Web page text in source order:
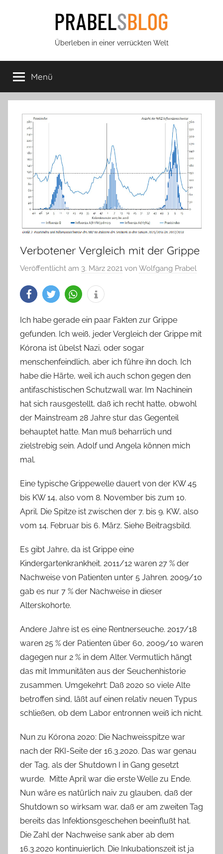
Prabels
Blog
Überleben in einer verrückten Welt
Menü
Verbotener Vergleich mit der Grippe
Veröffentlicht am 3. März 2021 von Wolfgang Prabel
Ich habe gerade ein paar Fakten zur Grippe
gefunden. Ich weiß, jeder Vergleich der Grippe mit
Kórona ist übelst Nazi, oder sogar
menschenfeindlich, aber ich führe ihn doch. Ich
habe die Härte, weil ich auch schon gegen den
antifaschistischen Schutzwall war. Im Nachinein
hat sich rausgestellt, daß ich recht hatte, obwohl
der Mainstream 28 Jahre stur das Gegenteil
behauptet hatte. Man muß beharrlich und
zielstrebig sein. Adolf und Angela können mich
mal.
Eine typische Grippewelle dauert von der KW 45
bis KW 14, also vom 8. November bis zum 10.
April. Die Spitze ist zwischen der 7. bis 9. KW, also
vom 14. Februar bis 6. März. Siehe Beitragsbild.
Es gibt Jahre, da ist Grippe eine
Kindergartenkrankheit. 2011/12 waren 27 % der
Nachweise von Patienten unter 5 Jahren. 2009/10
gab es nur 7 % der Nachweise in dieser
Alterskohorte.
Andere Jahre ist es eine Rentnerseuche. 2017/18
waren 25 % der Patienten über 60, 2009/10 waren
dagegen nur 2 % in dem Alter. Vermutlich hängt
das mit Immunitäten aus der Seuchenhistorie
zusammen. Umgekehrt: Daß 2020 so viele Alte
betroffen sind, läßt auf einen relativ neuen Typus
schließen, ob dem Labor entronnen weiß ich nicht.
Nun zu Kórona 2020: Die Nachweisspitze war
nach der RKI-Seite der 16.3.2020. Das war genau
der Tag, als der Shutdown I in Gang gesetzt
wurde. Mitte April war die erste Welle zu Ende.
Nun wäre es natürlich naiv zu glauben, daß der
Shutdown so wirksam war, daß er am zweiten Tag
bereits das Infektionsgeschehen beeinflußt hat.
Die Zahl der Nachweise sank aber ab dem
16.3.2020 kontinuierlich. Die Inkubationszeit ist ja